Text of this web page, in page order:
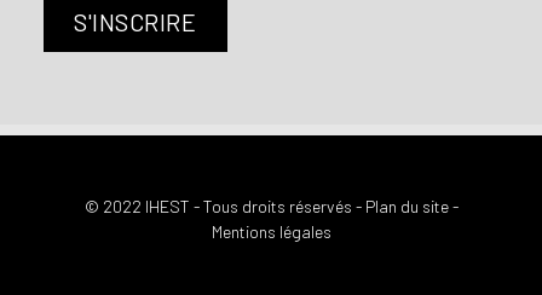
© 2022 IHEST - Tous droits réservés - Plan du site-
Mentions légales